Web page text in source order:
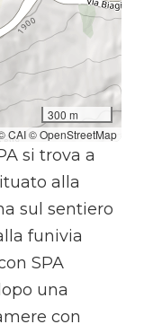
300 m
CAI © OpenStreetMap
si trova a
alla
sul sentiero
funivia
SPA
una
con